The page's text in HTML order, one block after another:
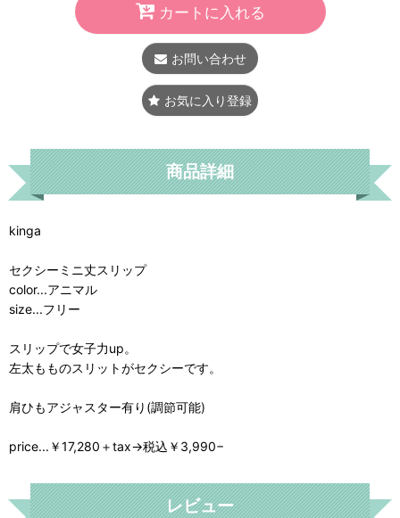
カートに入れる
お問い合わせ
お気に入り登録
商品詳細
kinga
セクシーミニ丈スリップ
color...アニマル
size...フリー
スリップで女子力up。
左太もものスリットがセクシーです。
肩ひもアジャスター有り(調節可能)
price...￥17,280＋tax→税込￥3,990−
レビュー